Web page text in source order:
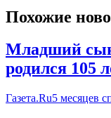
Похожие
Младший
родился 105
Газета.Ru5 месяцев